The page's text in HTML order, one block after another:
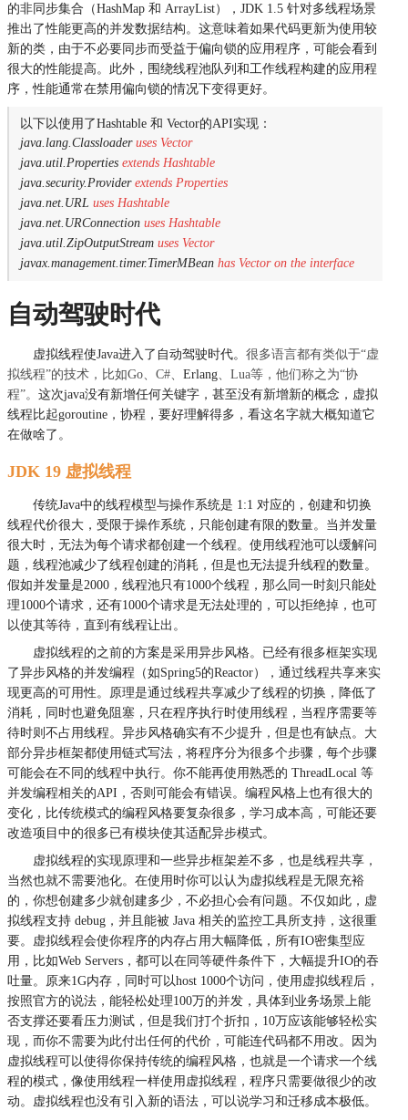
的非同步集合（HashMap 和 ArrayList），JDK 1.5 针对多线程场景
推出了性能更高的并发数据结构。这意味着如果代码更新为使用较
新的类，由于不必要同步而受益于偏向锁的应用程序，可能会看到
很大的性能提高。此外，围绕线程池队列和工作线程构建的应用程
序，性能通常在禁用偏向锁的情况下变得更好。
以下以使用了Hashtable 和 Vector的API实现：
java.lang.Classloaderuses Vector
java.util.Properties extends Hashtable
java.security.Providerextends Properties
java.net.URL uses Hashtable
java.net.URConnection uses Hashtable
java.util.ZipOutputStream uses Vector
javax.management.timer.TimerMBean has Vector on the interface
自动驾驶时代
虚拟线程使Java进入了自动驾驶时代。 很多语言都有类似于“虚
拟线程”的技术，比如Go、C#、 Erlang 、Lua等，他们称之为“协
程”。 这次java没有新增任何关键字，甚至没有新增新的概念，虚拟
线程比起goroutine，协程，要好理解得多，看这名字就大概知道它
在做啥了。
JDK 19 虚拟线程
传统Java中的线程模型与操作系统是 1:1 对应的，创建和切换
线程代价很大，受限于操作系统，只能创建有限的数量。当并发量
很大时，无法为每个请求都创建一个线程。使用线程池可以缓解问
题，线程池减少了线程创建的消耗，但是也无法提升线程的数量。
假如并发量是2000，线程池只有1000个线程，那么同一时刻只能处
理1000个请求，还有1000个请求是无法处理的，可以拒绝掉，也可
以使其等待，直到有线程让出。
虚拟线程的之前的方案是采用异步风格。已经有很多框架实现
了异步风格的并发编程（如Spring5的Reactor），通过线程共享来实
现更高的可用性。原理是通过线程共享减少了线程的切换，降低了
消耗，同时也避免阻塞，只在程序执行时使用线程，当程序需要等
待时则不占用线程。异步风格确实有不少提升，但是也有缺点。大
部分异步框架都使用链式写法，将程序分为很多个步骤，每个步骤
可能会在不同的线程中执行。你不能再使用熟悉的 ThreadLocal 等
并发编程相关的API，否则可能会有错误。编程风格上也有很大的
变化，比传统模式的编程风格要复杂很多，学习成本高，可能还要
改造项目中的很多已有模块使其适配异步模式。
虚拟线程的实现原理和一些异步框架差不多，也是线程共享，
当然也就不需要池化。在使用时你可以认为虚拟线程是无限充裕
的，你想创建多少就创建多少，不必担心会有问题。不仅如此，虚
拟线程支持 debug，并且能被 Java 相关的监控工具所支持，这很重
要。虚拟线程会使你程序的内存占用大幅降低，所有IO密集型应
用，比如Web Servers，都可以在同等硬件条件下，大幅提升IO的吞
吐量。原来1G内存，同时可以host 1000个访问，使用虚拟线程后，
按照官方的说法，能轻松处理100万的并发，具体到业务场景上能
否支撑还要看压力测试，但是我们打个折扣，10万应该能够轻松实
现，而你不需要为此付出任何的代价，可能连代码都不用改。因为
虚拟线程可以使得你保持传统的编程风格，也就是一个请求一个线
程的模式，像使用线程一样使用虚拟线程，程序只需要做很少的改
动。虚拟线程也没有引入新的语法，可以说学习和迁移成本极低。